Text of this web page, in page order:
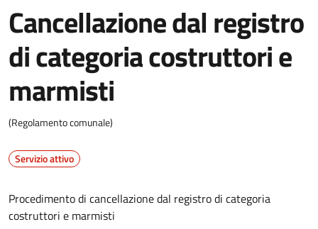
Cancellazione dal registro
di categoria costruttori e
marmisti
(Regolamento comunale)
Servizio attivo
Procedimento di cancellazione dal registro di categoria
costruttori e marmisti